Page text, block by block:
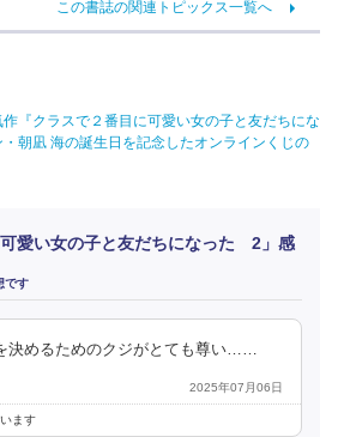
この書誌の関連トピックス一覧へ
『クラスで２番目に可愛い女の子と友だちにな
朝凪 海の誕生日を記念したオンラインくじの
可愛い女の子と友だちになった 2」感
です
決めるためのクジがとても尊い……
2025年07月06日
ます